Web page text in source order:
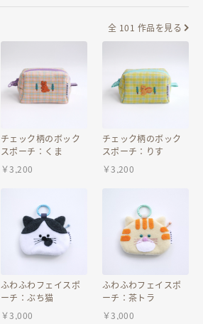
リンクをコピー
全 101 作品を見る
チェック柄のボック
スポーチ：くま
￥3,200
チェック柄のボック
スポーチ：りす
￥3,200
ふわふわフェイスポ
ーチ：ぶち猫
￥3,000
ふわふわフェイスポ
ーチ：茶トラ
￥3,000